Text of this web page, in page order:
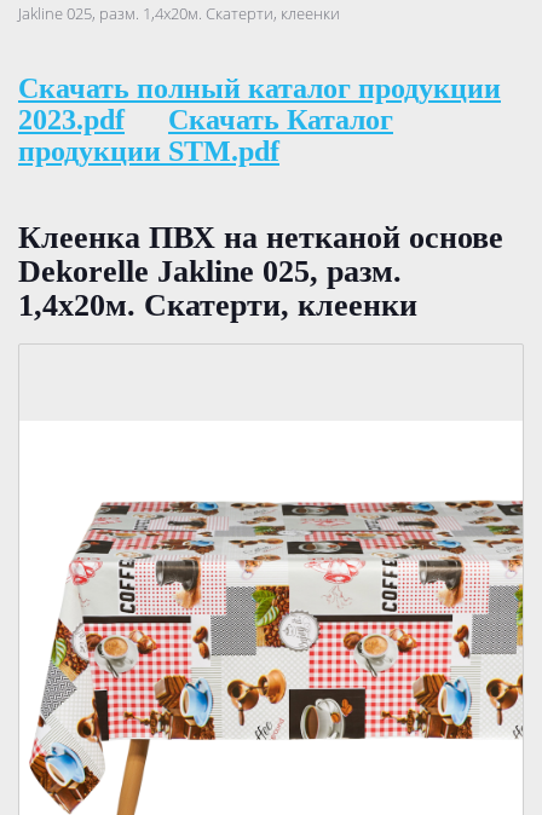
Jakline 025, разм. 1,4x20м. Скатерти, клеенки
Скачать полный каталог продукции
2023.pdf
Скачать Каталог
продукции STM.pdf
Клеенка ПВХ на нетканой основе
Dekorelle Jakline 025, разм.
1,4x20м. Скатерти, клеенки